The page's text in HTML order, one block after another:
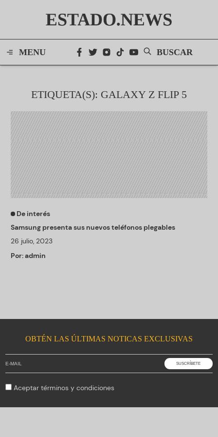
ESTADO.NEWS
MENU BUSCAR
ETIQUETA(S): GALAXY Z FLIP 5
De interés
Samsung presenta sus nuevos teléfonos plegables
26 julio, 2023
Por:admin
OBTÉN LAS ÚLTIMAS NOTICAS EXCLUSIVAS
Aceptartérminos y condiciones